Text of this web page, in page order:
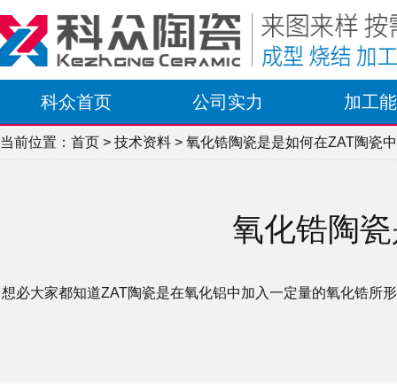
科众首页 公司实力 加工
当前位置： 首页 > 技术资料 > 氧化锆陶瓷是是如何在ZAT陶瓷
氧化锆陶
想必大家都知道ZAT陶瓷是在氧化铝中加入一定量的氧化锆所